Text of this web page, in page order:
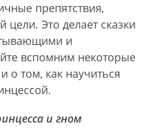
препятствия,
цели. Это делает сказки
и
вспомним некоторые
о том, как научиться
и гном